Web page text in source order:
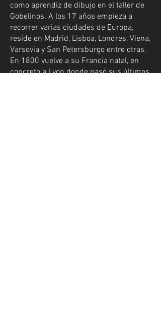
como aprendiz de dibujo en el taller de
Gobelinos. A los 17 años empieza a
recorrer varias ciudades de Europa,
reside en Madrid, Lisboa, Londres, Viena,
Varsovia y San Petersburgo entre otras.
En 1800 vuelve a su Francia natal, en
concreto a Lyon donde pasó sus últimos